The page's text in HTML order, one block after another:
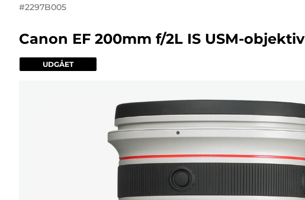
#2297B005
Canon EF 200mm f/2L IS USM-objektiv
UDGÅET